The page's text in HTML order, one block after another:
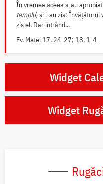
În vremea aceea s-au
templu) și i-au zis: Învățătorul
zis el. Dar intrând...
Ev. Matei 17, 24-27; 18, 1-4
Widget
Widget